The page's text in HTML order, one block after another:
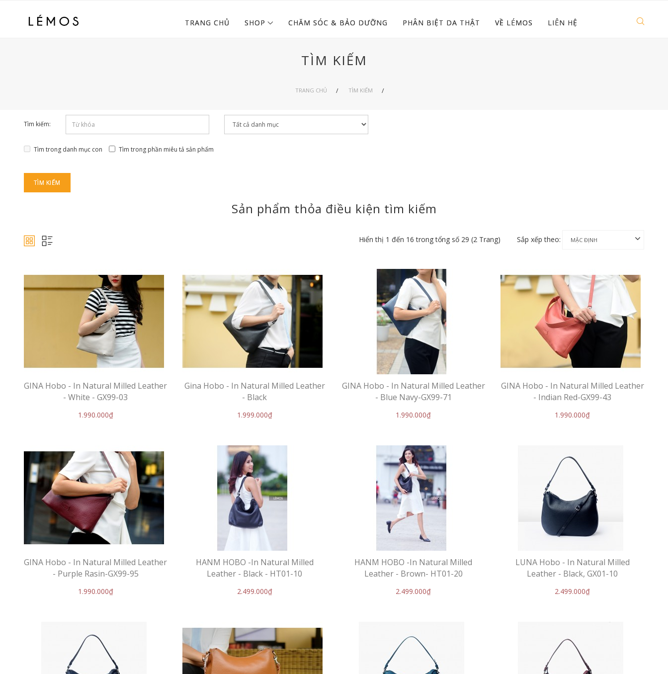
TRANG CHỦ SHOP CHĂM SÓC & BẢO DƯỠNG PHÂN BIỆT DA THẬT VỀ LÉMOS LIÊN HỆ
TÌM KIẾM
TRANG CHỦ TÌM KIẾM
Tìm kiếm:
Tìm trong danh mục con Tìm trong phần miêu tả sản phẩm
Sản phẩm thỏa điều kiện tìm kiếm
Hiển thị 1 đến 16 trong tổng số 29 (2 Trang) Sắp xếp theo:
GINA Hobo - In Natural Milled Leather
- White - GX99-03
1.990.000₫
Gina Hobo - In Natural Milled Leather
- Black
1.999.000₫
GINA Hobo - In Natural Milled Leather
- Blue Navy-GX99-71
1.990.000₫
GINA Hobo - In Natural Milled Leather
- Indian Red-GX99-43
1.990.000₫
GINA Hobo - In Natural Milled Leather
- Purple Rasin-GX99-95
1.990.000₫
HANM HOBO -In Natural Milled
Leather - Black - HT01-10
2.499.000₫
HANM HOBO -In Natural Milled
Leather - Brown- HT01-20
2.499.000₫
LUNA Hobo - In Natural Milled
Leather - Black, GX01-10
2.499.000₫